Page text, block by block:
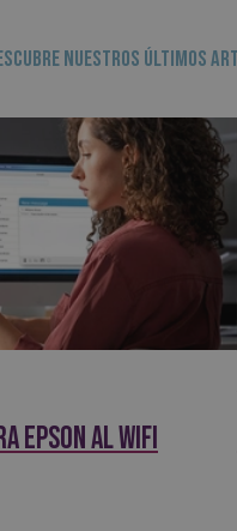
nuestros últimos
al WiFi